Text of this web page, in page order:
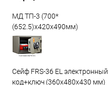
МД ТП-3 (700*
(652.5)x420x490мм)
Сейф FRS-36 EL электронный
код+ключ (360x480x430 мм)